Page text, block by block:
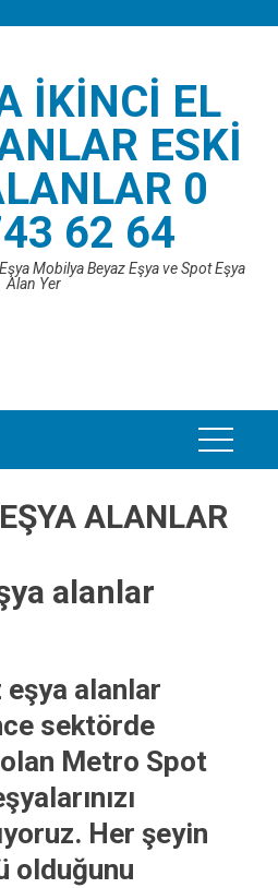
İKINCI EL
ESKI
0
62 64
Mobilya Beyaz Eşya ve Spot Eşya
Alan Yer
ALANLAR
alanlar
alanlar
sektörde
Metro Spot
Her şeyin
olduğunu